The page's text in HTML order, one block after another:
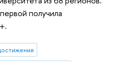
получила